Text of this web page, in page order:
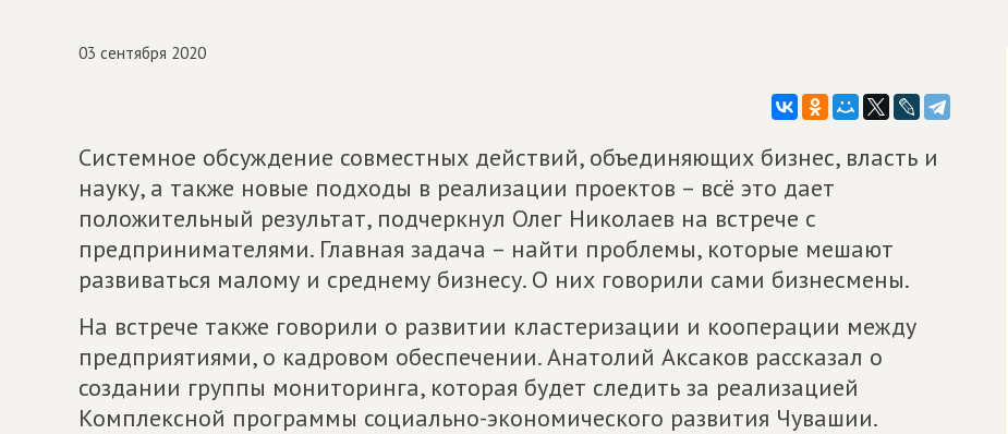
03 сентября 2020
Системное обсуждение совместных действий, объединяющих бизнес, власть и
науку, а также новые подходы в реализации проектов – всё это дает
положительный результат, подчеркнул Олег Николаев на встрече с
предпринимателями. Главная задача – найти проблемы, которые мешают
развиваться малому и среднему бизнесу. О них говорили сами бизнесмены.
На встрече также говорили о развитии кластеризации и кооперации между
предприятиями, о кадровом обеспечении. Анатолий Аксаков рассказал о
создании группы мониторинга, которая будет следить за реализацией
Комплексной программы социально-экономического развития Чувашии.